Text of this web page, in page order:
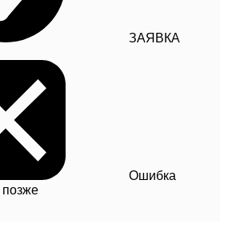
ЗАЯВКА
Ошибка
позже